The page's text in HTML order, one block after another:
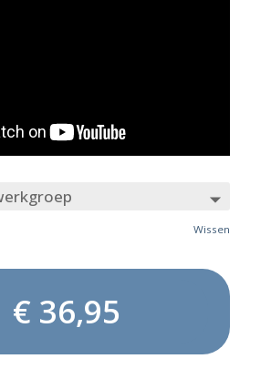
Wissen
€ 36,95